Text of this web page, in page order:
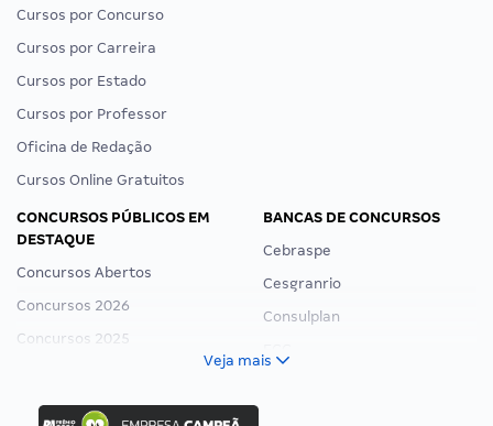
Cursos por Concurso
Cursos por Carreira
Cursos por Estado
Cursos por Professor
Oficina de Redação
Cursos Online Gratuitos
CONCURSOS PÚBLICOS EM
DESTAQUE
Concursos Abertos
Concursos 2026
Concursos 2025
Concurso Ibama
BANCAS DE CONCURSOS
Cebraspe
Cesgranrio
Consulplan
Veja mais